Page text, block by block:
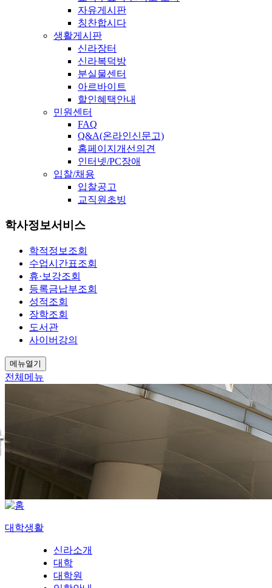
자유게시판
칭찬합시다
생활게시판
신라장터
신라복덕방
분실물센터
아르바이트
할인혜택안내
민원센터
FAQ
Q&A(온라인신문고)
홈페이지개선의견
인터넷/PC장애
입찰/채용
입찰공고
교직원초빙
학사정보서비스
학적정보조회
수업시간표조회
휴·보강조회
등록금납부조회
성적조회
장학조회
도서관
사이버강의
메뉴열기
전체메뉴
대학생활
신라소개
대학
대학원